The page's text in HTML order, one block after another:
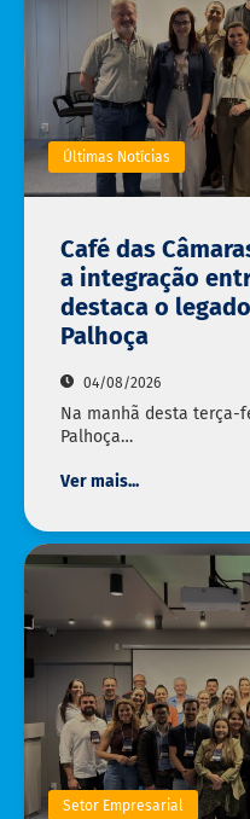
Últimas Notícias
Café das
a integração
destaca o
Palhoça
04/08/2026
Na manhã desta terça-
Palhoça…
Ver mais...
Setor Empresarial